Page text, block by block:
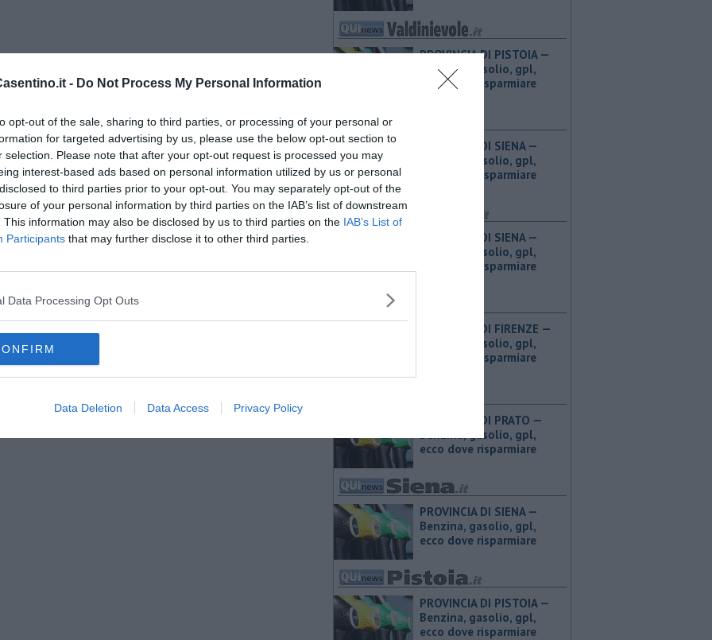
- Do Not Process My Personal Information
opt-out of the sale, sharing to third parties, or processing of your personal or
for targeted advertising by us, please use the below opt-out section to
selection. Please note that after your opt-out request is processed you may
interest-based ads based on personal information utilized by us or personal
to third parties prior to your opt-out. You may separately opt-out of the
of your personal information by third parties on the IAB’s list of downstream
This information may also be disclosed by us to third parties on the IAB’s List of
Participants that may further disclose it to other third parties.
Data Processing Opt Outs
Data Deletion Data Access Privacy Policy
PROVINCIA DI PISTOIA — ​
Benzina, gasolio, gpl,
ecco dove risparmiare
PROVINCIA DI SIENA — ​
Benzina, gasolio, gpl,
ecco dove risparmiare
PROVINCIA DI SIENA — ​
Benzina, gasolio, gpl,
ecco dove risparmiare
PROVINCIA DI FIRENZE — ​
Benzina, gasolio, gpl,
ecco dove risparmiare
PROVINCIA DI PRATO — ​
Benzina, gasolio, gpl,
ecco dove risparmiare
PROVINCIA DI SIENA — ​
Benzina, gasolio, gpl,
ecco dove risparmiare
PROVINCIA DI PISTOIA — ​
Benzina, gasolio, gpl,
ecco dove risparmiare